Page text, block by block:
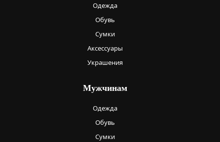
Одежда
Обувь
Сумки
Аксессуары
Украшения
Мужчинам
Одежда
Обувь
Сумки